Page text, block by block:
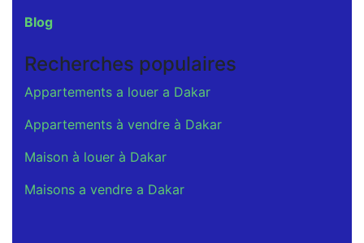
Blog
Recherches populaires
Appartements a louer a Dakar
Appartements à vendre à Dakar
Maison à louer à Dakar
Maisons a vendre a Dakar